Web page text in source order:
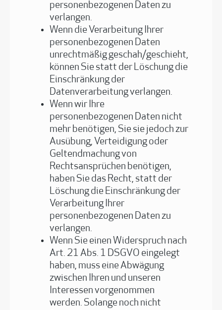
personenbezogenen Daten zu
verlangen.
Wenn die Verarbeitung Ihrer
personenbezogenen Daten
unrechtmäßig geschah/geschieht,
können Sie statt der Löschung die
Einschränkung der
Datenverarbeitung verlangen.
Wenn wir Ihre
personenbezogenen Daten nicht
mehr benötigen, Sie sie jedoch zur
Ausübung, Verteidigung oder
Geltendmachung von
Rechtsansprüchen benötigen,
haben Sie das Recht, statt der
Löschung die Einschränkung der
Verarbeitung Ihrer
personenbezogenen Daten zu
verlangen.
Wenn Sie einen Widerspruch nach
Art. 21 Abs. 1 DSGVO eingelegt
haben, muss eine Abwägung
zwischen Ihren und unseren
Interessen vorgenommen
werden. Solange noch nicht